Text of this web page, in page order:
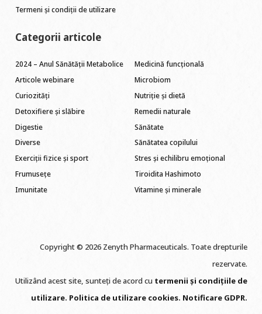
Termeni și condiții de utilizare
Categorii articole
2024 – Anul Sănătății Metabolice
Articole webinare
Curiozități
Detoxifiere și slăbire
Digestie
Diverse
Exerciții fizice și sport
Frumusețe
Imunitate
Medicină funcțională
Microbiom
Nutriție și dietă
Remedii naturale
Sănătate
Sănătatea copilului
Stres și echilibru emoțional
Tiroidita Hashimoto
Vitamine și minerale
Copyright © 2026 Zenyth Pharmaceuticals. Toate drepturile
rezervate.
Utilizând acest site, sunteți de acord cu termenii și condițiile de
utilizare. Politica de utilizare cookies. Notificare GDPR.